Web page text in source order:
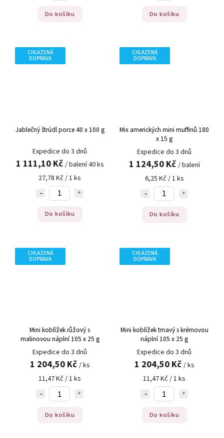
Do košíku Do košíku
CHLAZENÁ
DOPRAVA
Jablečný štrúdl porce 40 x 100 g
Expedice do 3 dnů
1 111,10 Kč / balení 40 ks
27,78 Kč / 1 ks
Do košíku
CHLAZENÁ
DOPRAVA
Mix amerických mini muffinů 180
x 15 g
Expedice do 3 dnů
1 124,50 Kč / balení
6,25 Kč / 1 ks
Do košíku
CHLAZENÁ
DOPRAVA
Mini koblížek růžový s
malinovou náplní 105 x 25 g
Expedice do 3 dnů
1 204,50 Kč / ks
11,47 Kč / 1 ks
Do košíku
CHLAZENÁ
DOPRAVA
Mini koblížek tmavý s krémovou
náplní 105 x 25 g
Expedice do 3 dnů
1 204,50 Kč / ks
11,47 Kč / 1 ks
Do košíku